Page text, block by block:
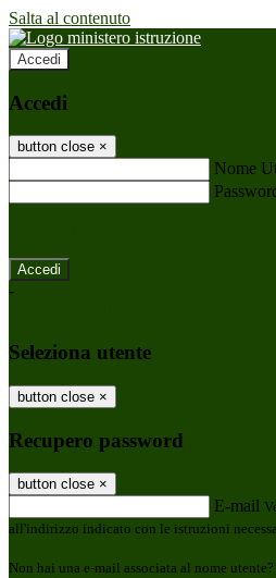
Salta al contenuto
Accedi
Accedi
button close ×
Nome
-
Seleziona utente
button close ×
Recupero password
button close ×
E-mail
all'indirizzo indicato con le istruzioni
Non hai una e-mail associata al nome